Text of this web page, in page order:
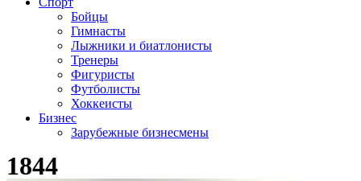
Бойцы
Гимнасты
Лыжники и биатлонисты
Тренеры
Фигуристы
Футболисты
Хоккеисты
Бизнес
Зарубежные бизнесмены
1844